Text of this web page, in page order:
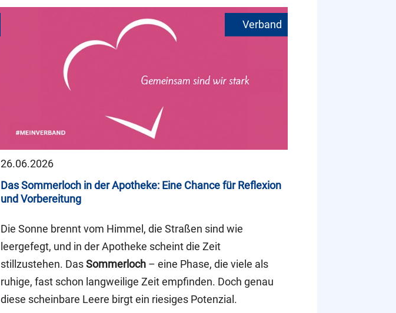
26.06.2026
Das Sommerloch in der Apotheke: Eine Chance für Reflexion
und Vorbereitung
Die Sonne brennt vom Himmel, die Straßen sind wie
leergefegt, und in der Apotheke scheint die Zeit
stillzustehen. DasSommerloch – eine Phase, die viele als
ruhige, fast schon langweilige Zeit empfinden. Doch genau
diese scheinbare Leere birgt ein riesiges Potenzial.